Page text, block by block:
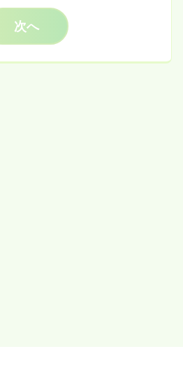
次へ